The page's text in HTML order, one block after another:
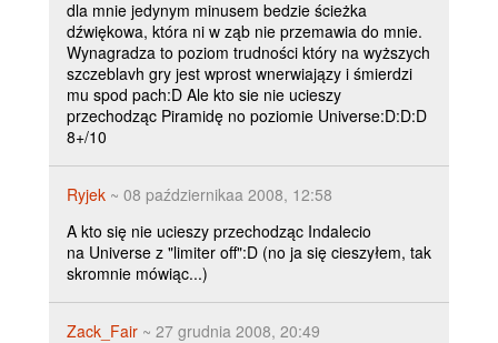
dla mnie jedynym minusem bedzie ścieżka
dźwiękowa, która ni w ząb nie przemawia do mnie.
Wynagradza to poziom trudności który na wyższych
szczeblavh gry jest wprost wnerwiajązy i śmierdzi
mu spod pach:D Ale kto sie nie ucieszy
przechodząc Piramidę no poziomie Universe:D:D:D
8+/10
Ryjek ~ 08 październikaa 2008, 12:58
A kto się nie ucieszy przechodząc Indalecio
na Universe z "limiter off":D (no ja się cieszyłem, tak
skromnie mówiąc...)
Zack_Fair ~ 27 grudnia 2008, 20:49